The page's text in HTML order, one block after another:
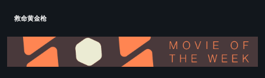
救命黄金枪